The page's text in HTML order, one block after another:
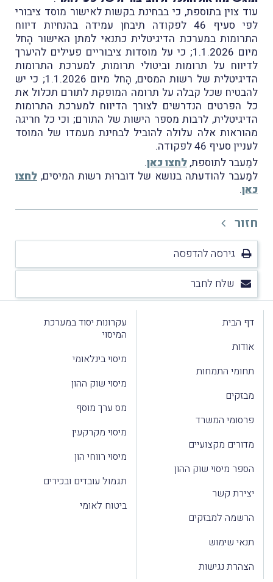
עוד צוין בתוספת, כי בבחינת בקשות לאישור מוסד ציבורי
לפי סעיף 46 לפקודה תיבחן עמידה בהנחיות דיווח
התרומות במערכת הדיגיטלית כתנאי למתן האישור הָחל
מיום 1.1.2026; כי על מוסדות ציבוריים פעילים להיערך
לדיווח על תרומות וביטולי תרומות, למערכת התרומות
הדיגיטלית של רשות המסים, הָחל מיום 1.1.2026; כי יש
להבטיח שכל קבלה על תרומה המופקת לתורם תכלול את
כל הפרטים הנדרשים לצורך הדיווח למערכת התרומות
הדיגיטלית, לרבות מספר הישות של התורם; וכי כל חריגה
מהוראות אלה עלולה להוביל לבחינת מעמדו של המוסד
לעניין סעיף 46 לפקודה.
למַעבר לתוספת,לחצו כאן.
למַעבר להודעתה בנושא של דוברוּת רשות המיסים, לחצו
כאן.
חזור
גירסה להדפסה
שלח לחבר
דף הבית
אודות
תחומי התמחות
מבזקים
פרסומי המשרד
מדורים מקצועיים
הספר מיסוי שוק ההון
יצירת קשר
הרשמה למבזקים
תנאי שימוש
הצהרת נגישות
עקרונות יסוד במערכת
המיסוי
מיסוי בינלאומי
מיסוי שוק ההון
מס ערך מוסף
מיסוי מקרקעין
מיסוי רווחי הון
תגמול עובדים ובכירים
ביטוח לאומי